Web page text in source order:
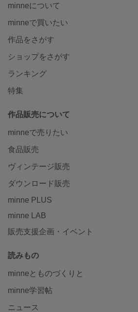
minneについて
minneで買いたい
作品をさがす
ショップをさがす
ランキング
特集
作品販売について
minneで売りたい
食品販売
ヴィンテージ販売
ダウンロード販売
minne PLUS
minne LAB
販売支援企画・イベント
読みもの
minneとものづくりと
minne学習帖
ニュース